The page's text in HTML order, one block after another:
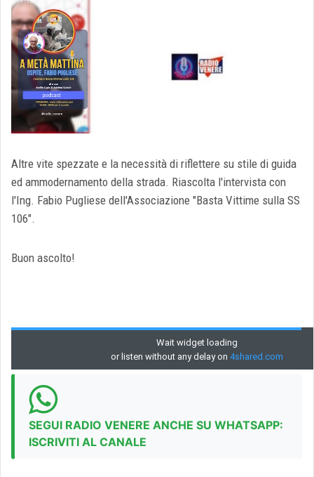
Altre vite spezzate e la necessità di riflettere su stile di guida
ed ammodernamento della strada. Riascolta l'intervista con
l'Ing. Fabio Pugliese dell'Associazione "Basta Vittime sulla SS
106".
Buon ascolto!
SEGUI RADIO VENERE ANCHE SU WHATSAPP:
ISCRIVITI AL CANALE